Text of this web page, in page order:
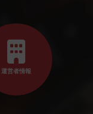
運営者情報